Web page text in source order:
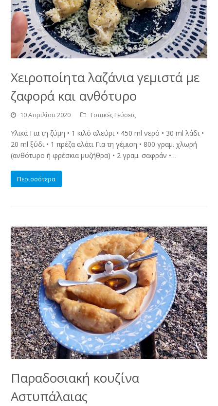
Χειροποίητα λαζάνια γεμιστά με
ζαφορά και ανθότυρο
10 Απριλίου 2020 Τοπικές Γεύσεις
Υλικά Για τη ζύμη • 1 κιλό αλεύρι • 450 ml νερό • 30 ml λάδι •
20 ml ξύδι • 1 πρέζα αλάτι Για τη γέμιση • 800 γραμ. χλωρή
(ανθότυρο ή φρέσκια μυζήθρα) • 2 γραμ. σαφράν •…
Περισσότερα
Παραδοσιακή κουζίνα
Αστυπάλαιας